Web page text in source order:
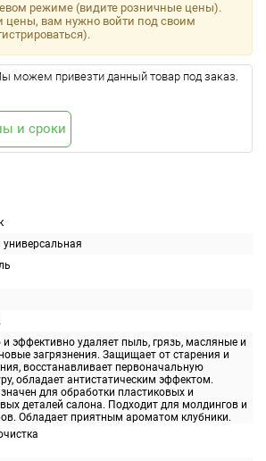
и эффективно удаляет пыль, грязь, масляные и
загрязнения. Защищает от старения и
восстанавливает первоначальную
обладает антистатическим эффектом.
для обработки пластиковых и
деталей салона. Подходит для молдингов и
Обладает приятным ароматом клубники.
режиме (видите розничные цены).
цены, вам нужно войти под своим
можем привезти данный товар под заказ.
и сроки